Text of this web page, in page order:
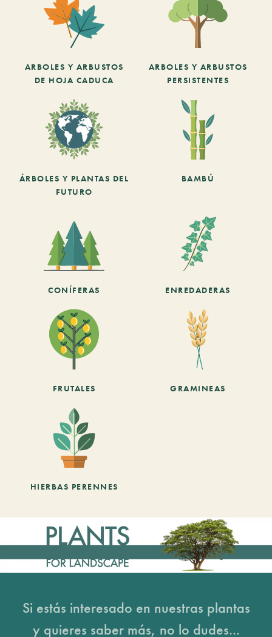
ARBOLES Y ARBUSTOS
DE HOJA CADUCA
ARBOLES Y ARBUSTOS
PERSISTENTES
ÁRBOLES Y PLANTAS DEL
FUTURO
BAMBÚ
CONÍFERAS ENREDADERAS
FRUTALES GRAMINEAS
HIERBAS PERENNES
Si estás interesado en nuestras plantas
y quieres saber más, no lo dudes...